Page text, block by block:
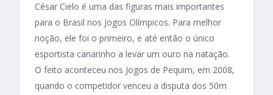
César Cielo é uma das figuras mais importantes
para o Brasil nos Jogos Olímpicos. Para melhor
noção, ele foi o primeiro, e até então o único
esportista canarinho a levar um ouro na natação.
O feito aconteceu nos Jogos de Pequim, em 2008,
quando o competidor venceu a disputa dos 50m